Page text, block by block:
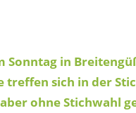
Sonntag in
treffen sich in der
ohne Stichwahl